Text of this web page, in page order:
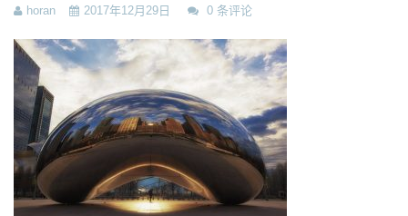
horan 2017年12月29日 0 条评论